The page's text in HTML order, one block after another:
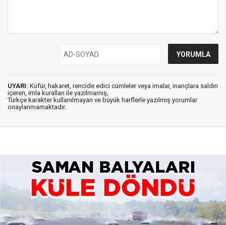
UYARI: Küfür, hakaret, rencide edici cümleler veya imalar, inançlara saldırı
içeren, imla kuralları ile yazılmamış,
Türkçe karakter kullanılmayan ve büyük harflerle yazılmış yorumlar
onaylanmamaktadır.